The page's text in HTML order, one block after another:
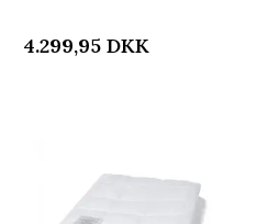
Nordstrand Home dyne
4.299,95 DKK